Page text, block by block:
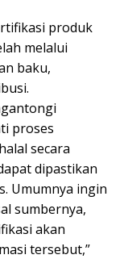
produk
melalui
baku,
proses
secara
dipastikan
Umumnya ingin
sumbernya,
akan
tersebut,”